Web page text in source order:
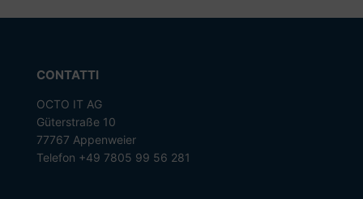
CONTATTI
OCTO IT AG
Güterstraße 10
77767 Appenweier
Telefon +49 7805 99 56 281